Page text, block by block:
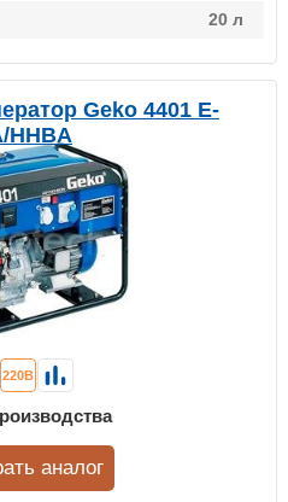
20 л
Geko 4401 E-
HHBA
220В
аналог